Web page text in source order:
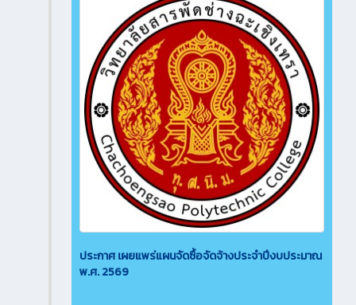
ประกาศ เผยแพร่แผนจัดซื้อจัดจ้างประจำปีงบประมาณ
พ.ศ. 2569